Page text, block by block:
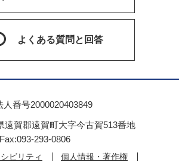
よくある質問と回答
人番号2000020403849
賀郡遠賀町大字今古賀513番地
293-0806
ビリティ 個人情報・著作権